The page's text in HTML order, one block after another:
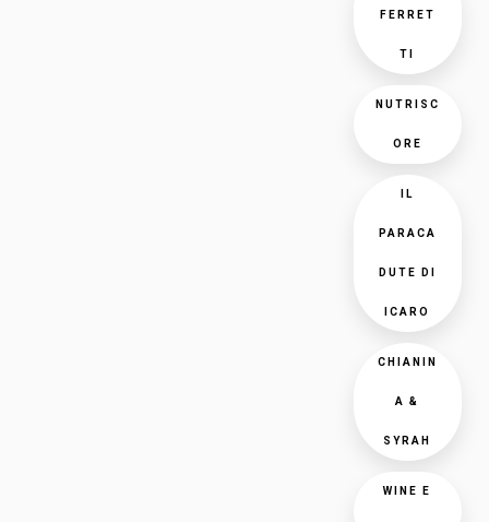
FERRET
TI
NUTRISC
ORE
IL
PARACA
DUTE DI
ICARO
CHIANIN
A &
SYRAH
WINE E